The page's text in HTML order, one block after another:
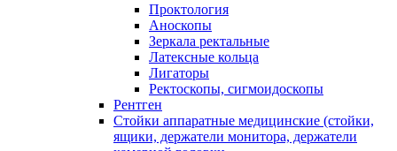
Проктология
Аноскопы
Зеркала ректальные
Латексные кольца
Лигаторы
Ректоскопы, сигмоидоскопы
Рентген
Стойки аппаратные медицинские (стойки,
ящики, держатели монитора, держатели